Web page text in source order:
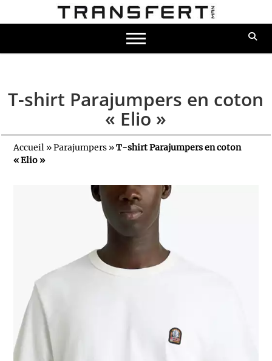
T-shirt Parajumpers en coton
« Elio »
Accueil »Parajumpers »T-shirt Parajumpers en coton
« Elio »